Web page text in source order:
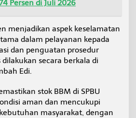
Persen di Juli 2026
menjadikan aspek keselamatan
dalam pelayanan kepada
dan penguatan prosedur
secara berkala di
Edi.
stok BBM di SPBU
aman dan mencukupi
masyarakat, dengan